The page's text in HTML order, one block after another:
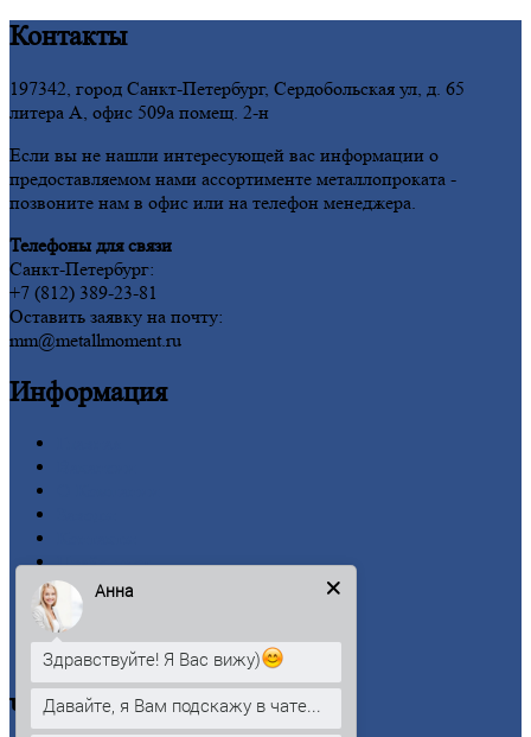
Контакты
197342, город Санкт-Петербург, Сердобольская ул, д. 65
литера А, офис 509а помещ. 2-н
Если вы не нашли интересующей вас информации о
предоставляемом нами ассортименте металлопроката -
позвоните нам в офис или на телефон менеджера.
Телефоны для связи
Санкт-Петербург:
+7 (812) 389-23-81
Оставить заявку на почту:
mm@metallmoment.ru
Информация
Прайс-лист
Новости
Личный
Оформление
Оплата
Черныйметаллопрокат
Анна
Здравствуйте! Я Вас вижу)
Давайте, я Вам подскажу в чате...